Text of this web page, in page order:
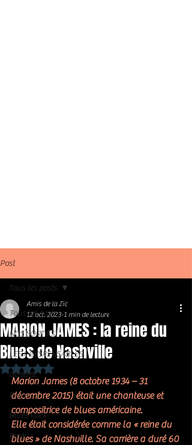
Post
Tous les posts
NOS SORTIES
LES INDISPENSABLES
Général
Blues
Blues Rock
Rock
Tous les posts
MARION JAMES : la reine du
Blues de Nashville
Amis de la Zic
12 oct. 2023 1 min de lecture
Noté NaN étoiles sur 5.
Marion James (8 octobre 1934 – 31
décembre 2015) était une chanteuse et
compositrice de blues américaine.
Elle était considérée comme la « reine du
blues » de Nashville. Sa carrière a duré 60